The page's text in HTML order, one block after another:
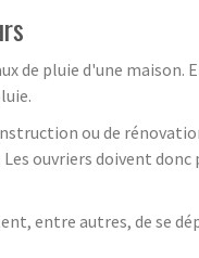
de pluie d'une
ou de
ouvriers doivent
entre autres, de se